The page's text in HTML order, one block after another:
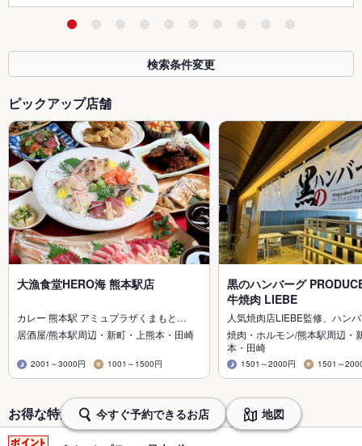
検索条件変更
ピックアップ店舗
大漁食堂HERO海 熊本駅店
カレー 熊本駅 アミュプラザくまもと…
居酒屋/熊本駅周辺・新町・上熊本・田崎
2001～3000円 1001～1500円
黒のハンバーグ
牛焼肉 LIEBE
人気焼肉店LIEBE監修、ハン
焼肉・ホルモン/熊本駅周辺・
本・田崎
1501～2000円 1501～
お得な特集から探す・予約する
今すぐ予約できるお店 地図